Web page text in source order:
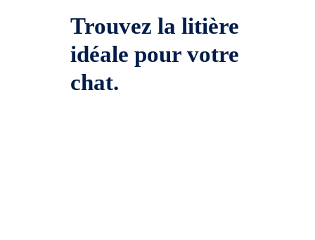
Trouvez la litière
idéale pour votre
chat.